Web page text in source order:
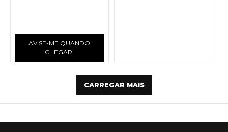
AVISE-ME QUANDO
CHEGAR!
CARREGAR MAIS